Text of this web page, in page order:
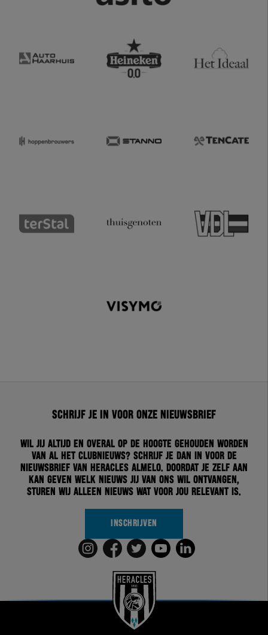
Schrijf je in voor onze nieuwsbrief
Wil jij altijd en overal op de hoogte gehouden worden
van al het clubnieuws? Schrijf je dan in voor de
nieuwsbrief van Heracles Almelo. Doordat je zelf aan
kan geven welk nieuws jij van ons wil ontvangen,
sturen wij alleen nieuws wat voor jou relevant is.
INSCHRIJVEN